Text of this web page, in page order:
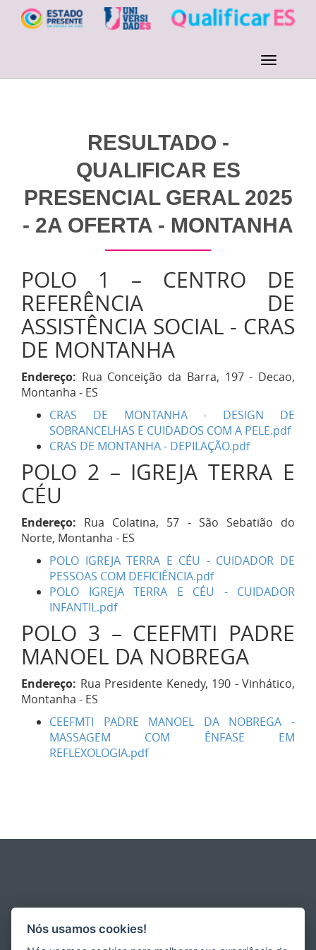
RESULTADO -
QUALIFICAR ES
PRESENCIAL GERAL 2025
- 2A OFERTA - MONTANHA
POLO 1 – CENTRO DE
REFERÊNCIA DE
ASSISTÊNCIA SOCIAL - CRAS
DE MONTANHA
Endereço: Rua Conceição da Barra, 197 - Decao,
Montanha - ES
CRAS DE MONTANHA - DESIGN DE
SOBRANCELHAS E CUIDADOS COM A PELE.pdf
CRAS DE MONTANHA - DEPILAÇÃO.pdf
POLO 2 – IGREJA TERRA E
CÉU
Endereço: Rua Colatina, 57 - São Sebatião do
Norte, Montanha - ES
POLO IGREJA TERRA E CÉU - CUIDADOR DE
PESSOAS COM DEFICIÊNCIA.pdf
POLO IGREJA TERRA E CÉU - CUIDADOR
INFANTIL.pdf
POLO 3 – CEEFMTI PADRE
MANOEL DA NOBREGA
Endereço: Rua Presidente Kenedy, 190 - Vinhático,
Montanha - ES
CEEFMTI PADRE MANOEL DA NOBREGA -
MASSAGEM COM ÊNFASE EM
REFLEXOLOGIA.pdf
Nós usamos cookies!